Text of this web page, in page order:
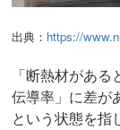
出典： https://
「断熱材があ
伝導率」に差が
という状態を指